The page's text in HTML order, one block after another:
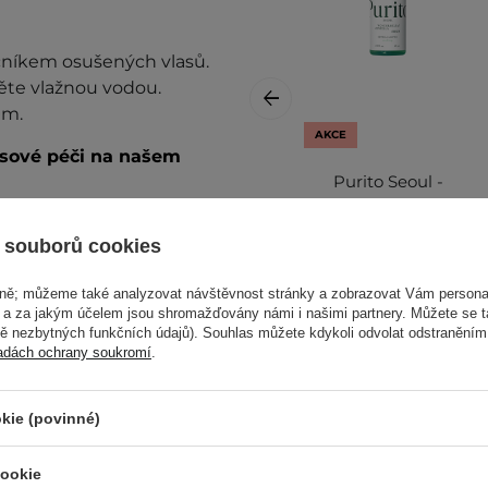
osušených vlasů.
vlažnou vodou.
péči na našem
informace najdete v
AKCE
Purito Seoul -
Wonder Releaf
pupečníku
asijského - 60 ml
739,00 Kč
cookies
můžeme také analyzovat návštěvnost stránky a zobrazovat Vám
za jakým účelem jsou shromažďovány námi i našimi partnery. Můžete se
nezbytných funkčních údajů). Souhlas můžete kdykoli odvolat
ochrany soukromí
(povinné)